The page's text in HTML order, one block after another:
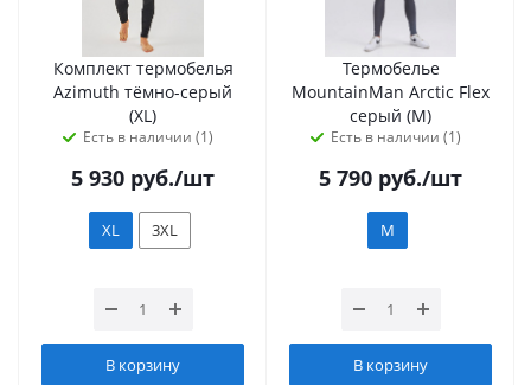
Комплект термобелья
Azimuth тёмно-серый
(XL)
Есть в наличии (1)
5 930 руб./шт
XL 3XL
В корзину
Термобелье
MountainMan Arctic Flex
серый (M)
Есть в наличии (1)
5 790 руб./шт
M
В корзину